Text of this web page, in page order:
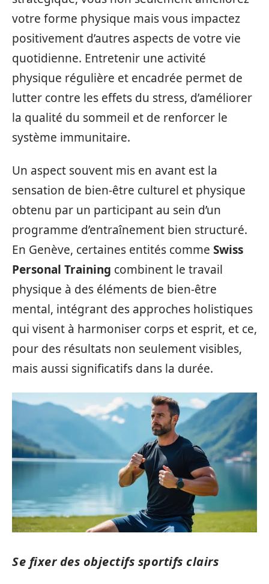
votre forme physique mais vous impactez
positivement d’autres aspects de votre vie
quotidienne. Entretenir une activité
physique régulière et encadrée permet de
lutter contre les effets du stress, d’améliorer
la qualité du sommeil et de renforcer le
système immunitaire.
Un aspect souvent mis en avant est la
sensation de bien-être culturel et physique
obtenu par un participant au sein d’un
programme d’entraînement bien structuré.
En Genève, certaines entités comme Swiss
Personal Training combinent le travail
physique à des éléments de bien-être
mental, intégrant des approches holistiques
qui visent à harmoniser corps et esprit, et ce,
pour des résultats non seulement visibles,
mais aussi significatifs dans la durée.
Se fixer des objectifs sportifs clairs